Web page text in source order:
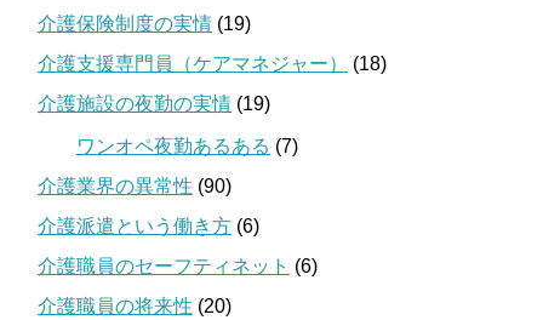
介護保険制度の実情 (19)
介護支援専門員（ケアマネジャー）
(18)
介護施設の夜勤の実情 (19)
ワンオペ夜勤あるある (7)
介護業界の異常性 (90)
介護派遣という働き方 (6)
介護職員のセーフティネット (6)
介護職員の将来性 (20)